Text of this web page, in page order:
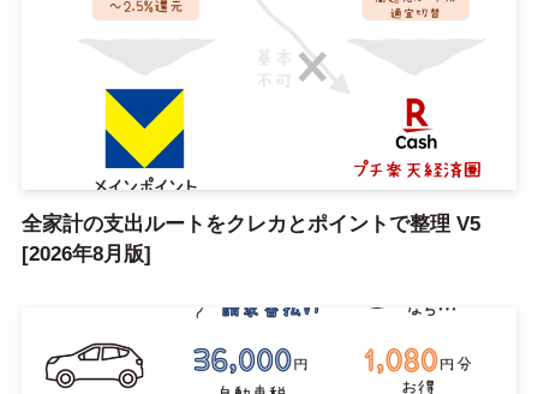
全家計の支出ルートをクレカとポイントで整理 V5
[2026年8月版]